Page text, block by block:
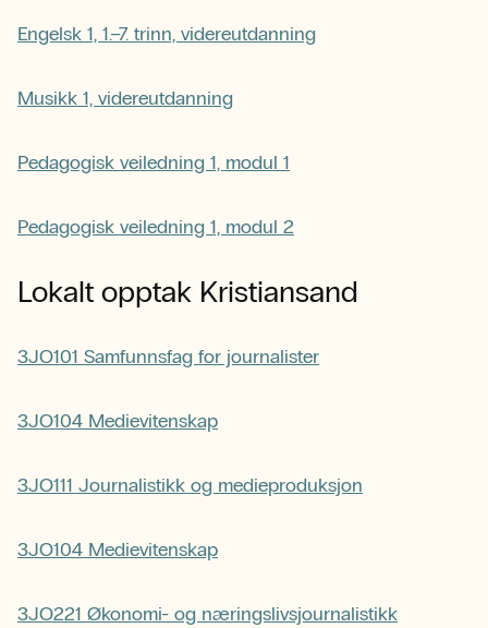
Engelsk 1, 1.–7. trinn, videreutdanning
Musikk 1, videreutdanning
Pedagogisk veiledning 1, modul 1
Pedagogisk veiledning 1, modul 2
Lokalt opptak Kristiansand
3JO101 Samfunnsfag for journalister
3JO104 Medievitenskap
3JO111 Journalistikk og medieproduksjon
3JO104 Medievitenskap
3JO221 Økonomi- og næringslivsjournalistikk